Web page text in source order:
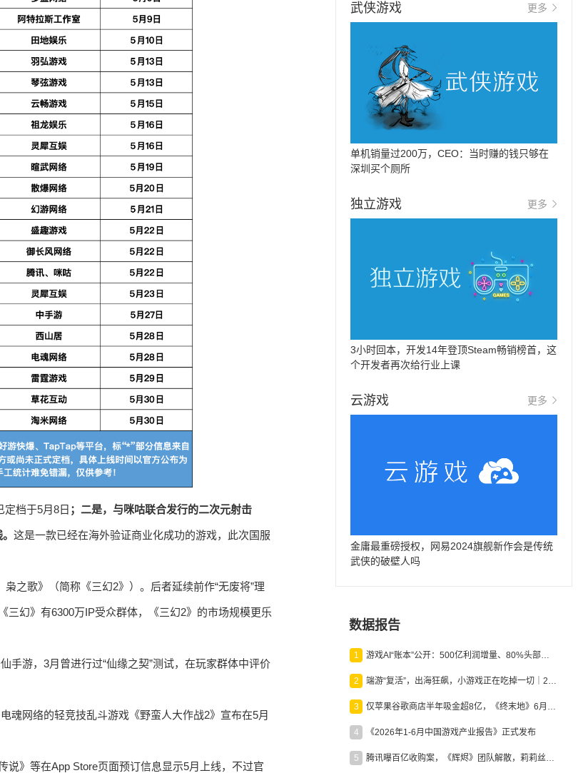
档于5月8日 ；二是，与咪咕联合发行的二次元射击
这是一款已经在海外验证商业化成功的游戏，此次国服
之歌》（简称《三幻2》）。后者延续前作“无废将”理
幻》有6300万IP受众群体，《三幻2》的市场规模更乐
手游，3月曾进行过“仙缘之契”测试，在玩家群体中评价
魂网络的轻竞技乱斗游戏《野蛮人大作战2》宣布在5月
说》等在App Store页面预订信息显示5月上线，不过官
武侠游戏 更多
单机销量过200万，CEO：当时赚的钱只够在
深圳买个厕所
独立游戏 更多
3小时回本，开发14年登顶Steam畅销榜首，这
个开发者再次给行业上课
云游戏 更多
金庸最重磅授权，网易2024旗舰新作会是传统
武侠的破壁人吗
数据报告
1 游戏AI“账本”公开：500亿利润增量、80%头部入局，谁在闷声发财？
2 端游“复活”，出海狂飙，小游戏正在吃掉一切｜2026上半年产业报告
3 仅苹果谷歌商店半年吸金超8亿，《终末地》6月份收入显著回暖
4 《2026年1-6月中国游戏产业报告》正式发布
5 腾讯曝百亿收购案，《辉烬》团队解散，莉莉丝新作曝光｜陀螺周报